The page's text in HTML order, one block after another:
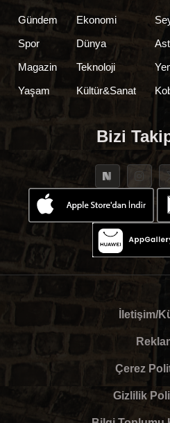
Gündem
Spor
Magazin
Yaşam
Ekonomi
Dünya
Teknoloji
Kültür&Sanat
Bizi
İletişim/
Çerez
Gizlilik